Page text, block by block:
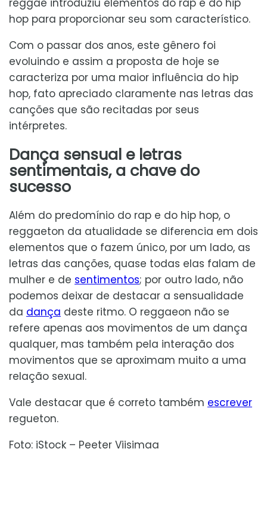
hop para proporcionar seu som característico.
Com o passar dos anos, este gênero foi
evoluindo e assim a proposta de hoje se
caracteriza por uma maior influência do hip
hop, fato apreciado claramente nas letras das
canções que são recitadas por seus
intérpretes.
Dança sensual e letras
sentimentais, a chave do
sucesso
Além do predomínio do rap e do hip hop, o
reggaeton da atualidade se diferencia em dois
elementos que o fazem único, por um lado, as
letras das canções, quase todas elas falam de
mulher e de sentimentos; por outro lado, não
podemos deixar de destacar a sensualidade
da dança deste ritmo. O reggaeon não se
refere apenas aos movimentos de um dança
qualquer, mas também pela interação dos
movimentos que se aproximam muito a uma
relação sexual.
Vale destacar que é correto também escrever
regueton.
Foto: iStock – Peeter Viisimaa